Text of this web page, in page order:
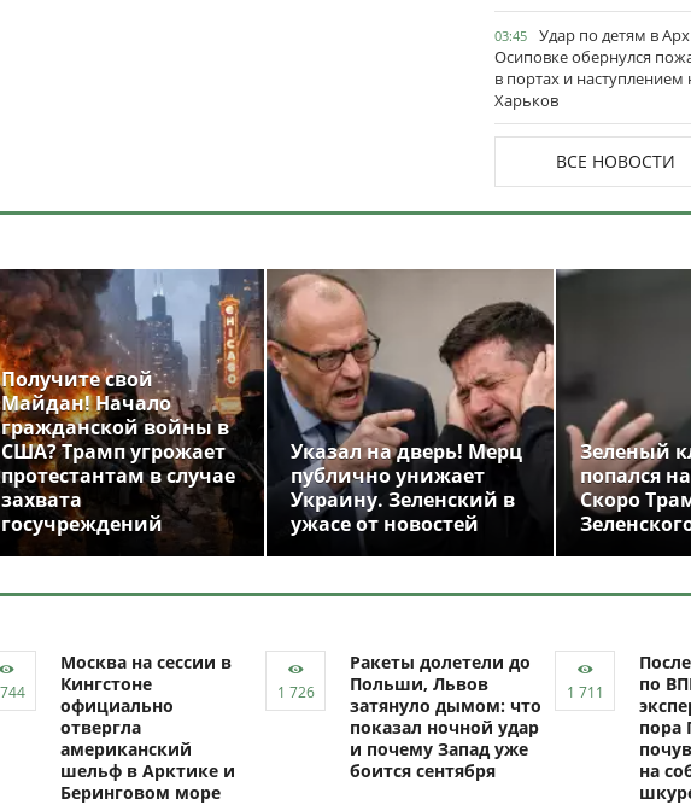
03:45
Удар по детям в
Осиповке обернулся
в портах и наступлением
Харьков
ВСЕ НОВОСТИ
Получите свой
Майдан! Начало
гражданской войны в
США? Трамп угрожает
протестантам в случае
захвата
госучреждений
Указал на дверь! Мерц
публично унижает
Украину. Зеленский в
ужасе от новостей
Зеленый
попался
Скоро
Москва на сессии в
Кингстоне
официально
отвергла
американский
шельф в Арктике и
Беринговом море
Ракеты долетели до
Польши, Львов
затянуло дымом: что
показал ночной удар
и почему Запад уже
боится сентября
по
пора
на